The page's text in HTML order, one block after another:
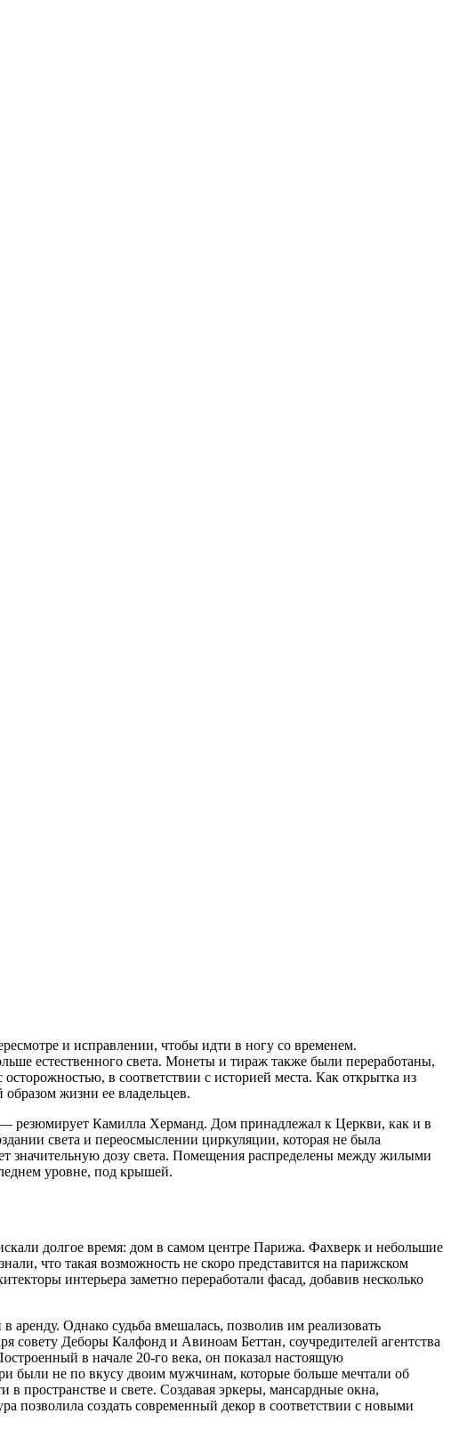
и исправлении, чтобы идти в ногу со временем.
естественного света. Монеты и тираж также были переработаны,
в соответствии с историей места. Как открытка из
жизни ее владельцев.
резюмирует Камилла Херманд. Дом принадлежал к Церкви, как и в
света и переосмыслении циркуляции, которая не была
значительную дозу света. Помещения распределены между жилыми
уровне, под крышей.
долгое время: дом в самом центре Парижа. Фахверк и небольшие
что такая возможность не скоро представится на парижском
интерьера заметно переработали фасад, добавив несколько
Однако судьба вмешалась, позволив им реализовать
совету Деборы Калфонд и Авиноам Беттан, соучредителей агентства
в начале 20-го века, он показал настоящую
были не по вкусу двоим мужчинам, которые больше мечтали об
пространстве и свете. Создавая эркеры, мансардные окна,
позволила создать современный декор в соответствии с новыми